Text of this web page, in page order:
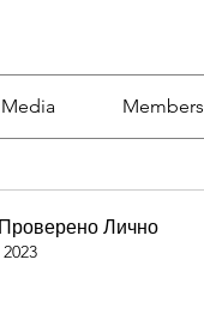
Media Members
Лично